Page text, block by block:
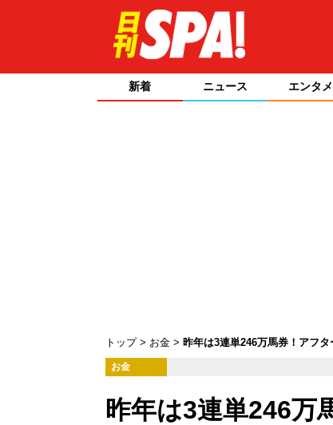
新着 ニュース エンタメ
トップ お金 昨年は3連単246万馬券！アフ
お金
昨年は3連単246万